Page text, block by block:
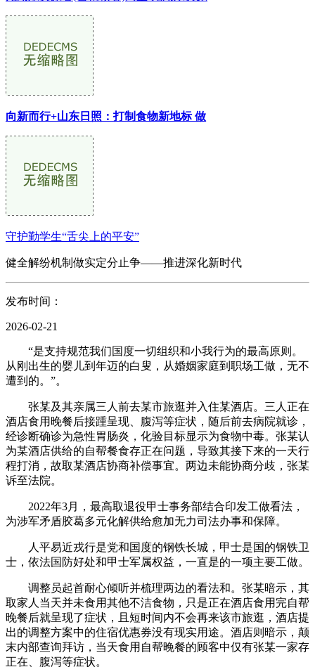
向新而行+山东日照：打制食物新地标 做
守护勤学生“舌尖上的平安”
健全解纷机制做实定分止争——推进深化新时代
发布时间：
2026-02-21
“是支持规范我们国度一切组织和小我行为的最高原则。
从刚出生的婴儿到年迈的白叟，从婚姻家庭到职场工做，无不
遭到的。”。
张某及其亲属三人前去某市旅逛并入住某酒店。三人正在
酒店食用晚餐后接踵呈现、腹泻等症状，随后前去病院就诊，
经诊断确诊为急性胃肠炎，化验目标显示为食物中毒。张某认
为某酒店供给的自帮餐食存正在问题，导致其接下来的一天行
程打消，故取某酒店协商补偿事宜。两边未能协商分歧，张某
诉至法院。
2022年3月，最高取退役甲士事务部结合印发工做看法，
为涉军矛盾胶葛多元化解供给愈加无力司法办事和保障。
人平易近戎行是党和国度的钢铁长城，甲士是国的钢铁卫
士，依法国防好处和甲士军属权益，一直是的一项主要工做。
调整员起首耐心倾听并梳理两边的看法和。张某暗示，其
取家人当天并未食用其他不洁食物，只是正在酒店食用完自帮
晚餐后就呈现了症状，且短时间内不会再来该市旅逛，酒店提
出的调整方案中的住宿优惠券没有现实用途。酒店则暗示，颠
末内部查询拜访，当天食用自帮晚餐的顾客中仅有张某一家存
正在、腹泻等症状。